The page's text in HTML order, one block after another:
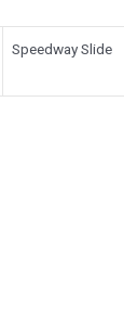
Speedway Slide